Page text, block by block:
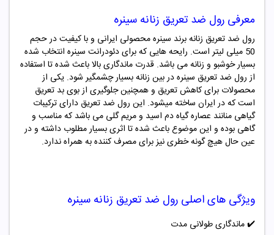
معرفی رول ضد تعریق زنانه سینره
رول ضد تعریق زنانهبرند سینره محصولی ایرانی و با کیفیت در حجم
50 میلی لیتر است.
رایحه هایی که برای دئودرانت سینره انتخاب شده
بسیار خوشبو و زنانهمی باشد. قدرت ماندگاری بالا باعث شده تا استفاده
از رول ضد تعریق سینره در بین زنانهبسیار چشمگیر شود. یکی از
محصولات برای کاهش تعریق و همچنین جلوگیری از بوی بد تعریق
است که در ایران ساخته میشود. این رول ضد تعریق دارای ترکیبات
گیاهی منانند عصاره گیاه دم اسید و مریم گلی می باشد که مناسب و
گاهی بوده و این موضوع باعث شده تا اثری بسیار مطلوب داشته و در
عین حال هیچ گونه خطری نیز برای مصرف کننده به همراه ندارد.
ویژگی های اصلی رول ضد تعریق زنانه سینره
✔️ماندگاری طولانی مدت